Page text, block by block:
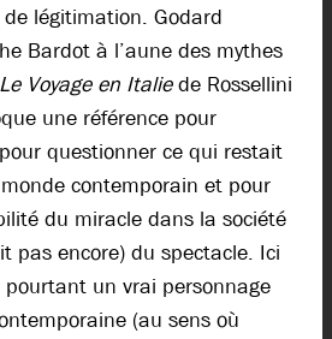
légitimation. Godard
Bardot à l’aune des mythes
Le Voyage en Italiede Rossellini
une référence pour
questionner ce qui restait
contemporain et pour
du miracle dans la société
pas encore) du spectacle. Ici
un vrai personnage
(au sens où